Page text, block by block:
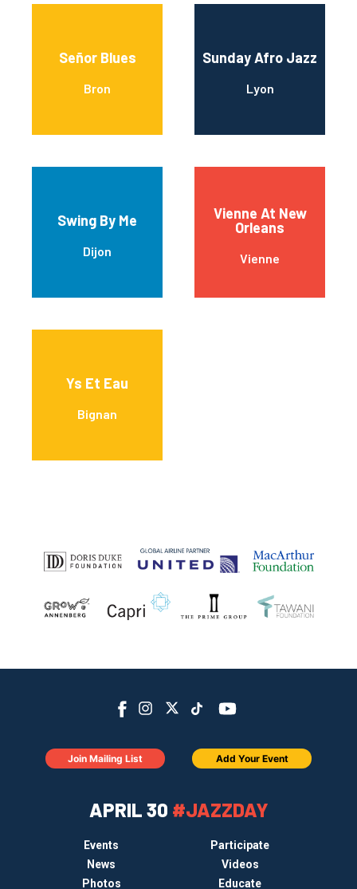
Señor Blues
Bron
Sunday Afro Jazz
Lyon
Swing By Me
Dijon
Vienne At New
Orleans
Vienne
Ys Et Eau
Bignan
APRIL 30 #JAZZDAY
Events
Participate
News
Videos
Photos
Educate
Join Mailing List Add Your Event